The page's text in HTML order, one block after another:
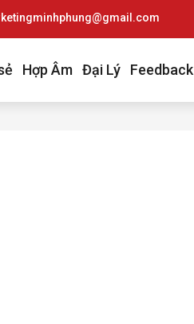
Hợp Âm Đại Lý Feedback